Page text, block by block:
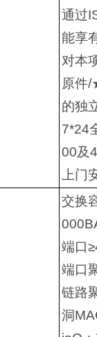
通过
能享
对本
原件/
的独
7*24
00及
上门
交换
端口
端口
链路
洞